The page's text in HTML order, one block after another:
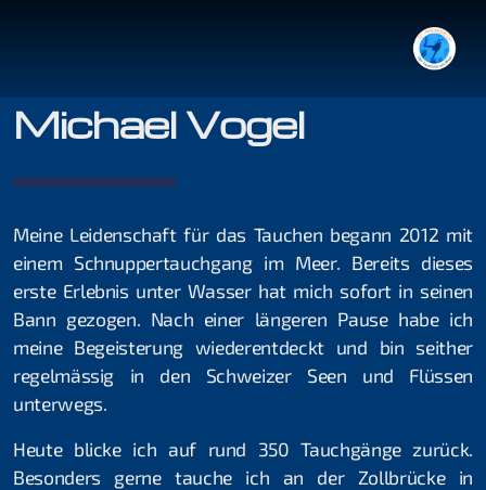
Michael Vogel
Meine Leidenschaft für das Tauchen begann 2012 mit
einem Schnuppertauchgang im Meer. Bereits dieses
erste Erlebnis unter Wasser hat mich sofort in seinen
Bann gezogen. Nach einer längeren Pause habe ich
meine Begeisterung wiederentdeckt und bin seither
regelmässig in den Schweizer Seen und Flüssen
unterwegs.
Heute blicke ich auf rund 350 Tauchgänge zurück.
Besonders gerne tauche ich an der Zollbrücke in
Tauchgang mit Guide
Tauchen im Rhein
Organisation
Jonas Haab
Kilian Köpfli